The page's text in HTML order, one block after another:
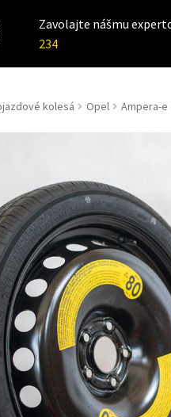
Zavolajte nášmu
234
kolesá Opel Ampera-e